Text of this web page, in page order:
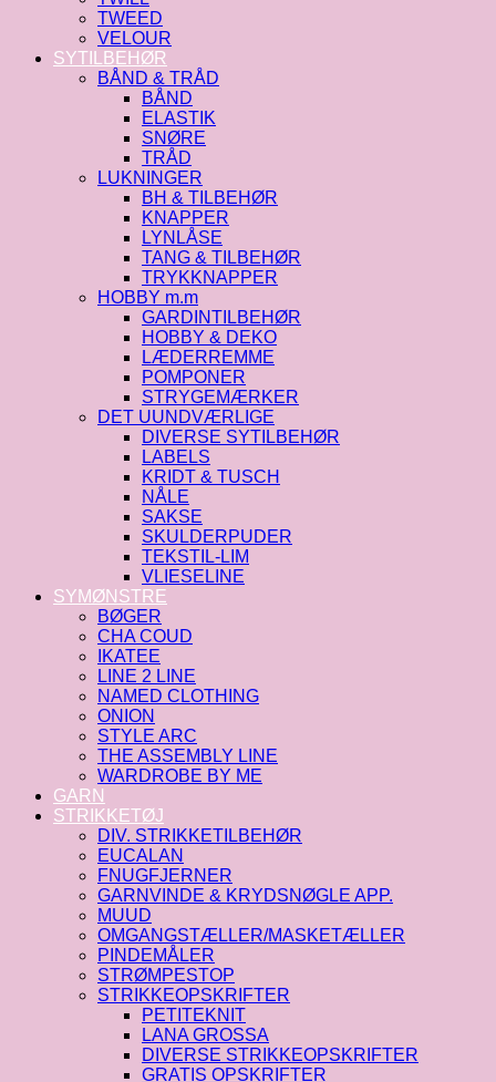
TWEED
VELOUR
SYTILBEHØR
BÅND & TRÅD
BÅND
ELASTIK
SNØRE
TRÅD
LUKNINGER
BH & TILBEHØR
KNAPPER
LYNLÅSE
TANG & TILBEHØR
TRYKKNAPPER
HOBBY m.m
GARDINTILBEHØR
HOBBY & DEKO
LÆDERREMME
POMPONER
STRYGEMÆRKER
DET UUNDVÆRLIGE
DIVERSE SYTILBEHØR
LABELS
KRIDT & TUSCH
NÅLE
SAKSE
SKULDERPUDER
TEKSTIL-LIM
VLIESELINE
SYMØNSTRE
BØGER
CHA COUD
IKATEE
LINE 2 LINE
NAMED CLOTHING
ONION
STYLE ARC
THE ASSEMBLY LINE
WARDROBE BY ME
GARN
STRIKKETØJ
DIV. STRIKKETILBEHØR
EUCALAN
FNUGFJERNER
GARNVINDE & KRYDSNØGLE APP.
MUUD
OMGANGSTÆLLER/MASKETÆLLER
PINDEMÅLER
STRØMPESTOP
STRIKKEOPSKRIFTER
PETITEKNIT
LANA GROSSA
DIVERSE STRIKKEOPSKRIFTER
GRATIS OPSKRIFTER